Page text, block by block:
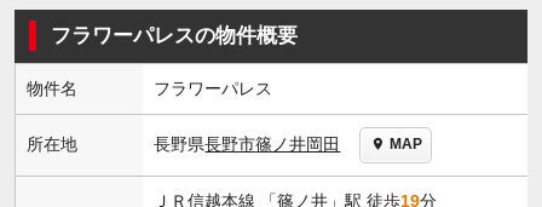
フラワーパレスの物件概要
物件名 フラワーパレス
所在地 長野県長野市篠ノ井岡田 MAP
ＪＲ信越本線 「篠ノ井 」駅 徒歩19分